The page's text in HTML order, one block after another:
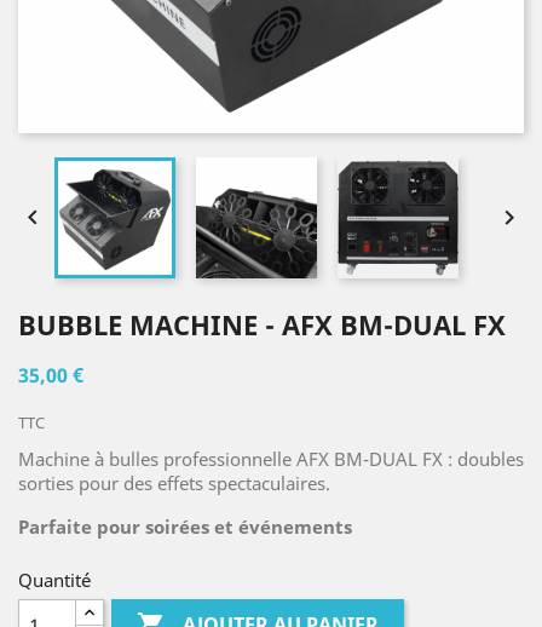
 
BUBBLE MACHINE - AFX BM-DUAL FX
35,00 €
TTC
Machine à bulles professionnelle AFX BM-DUAL FX : doubles
sorties pour des effets spectaculaires.
Parfaite pour soirées et événements
Quantité